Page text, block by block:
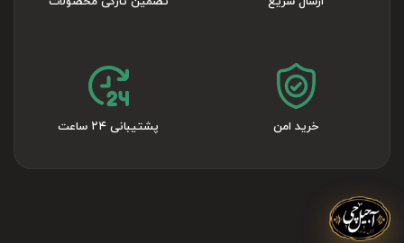
خرید امن پشتیبانی ۲۴ ساعت